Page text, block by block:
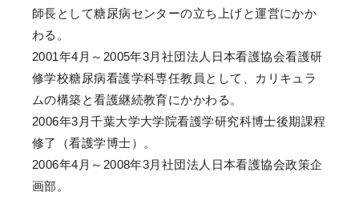
師長として糖尿病センターの立ち上げと運営にかか
わる。
2001年4月～2005年3月社団法人日本看護協会看護研
修学校糖尿病看護学科専任教員として、カリキュラ
ムの構築と看護継続教育にかかわる。
2006年3月千葉大学大学院看護学研究科博士後期課程
修了（看護学博士）。
2006年4月～2008年3月社団法人日本看護協会政策企
画部。